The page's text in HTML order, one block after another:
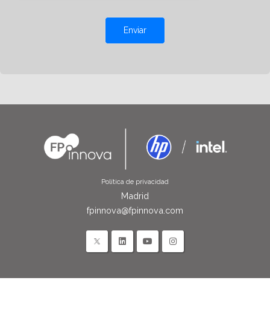
Enviar
Política de privacidad
Madrid
fpinnova@fpinnova.com